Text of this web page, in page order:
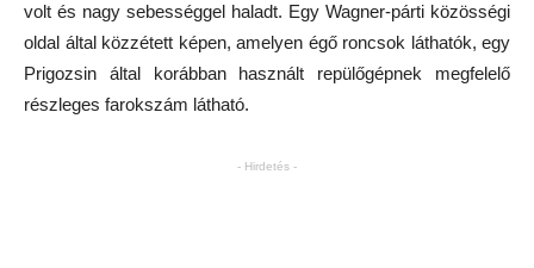
volt és nagy sebességgel haladt. Egy Wagner-párti közösségi
oldal által közzétett képen, amelyen égő roncsok láthatók, egy
Prigozsin által korábban használt repülőgépnek megfelelő
részleges farokszám látható.
- Hirdetés -